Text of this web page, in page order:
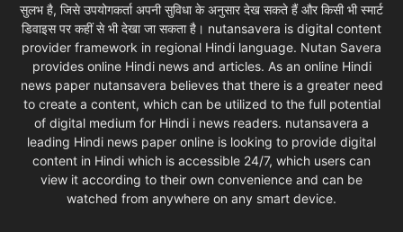
सुलभ है, जिसे उपयोगकर्ता अपनी सुविधा के अनुसार देख सकते हैं और किसी भी स्मार्ट
डिवाइस पर कहीं से भी देखा जा सकता है। nutansavera is digital content
provider framework in regional Hindi language. Nutan Savera
provides online Hindi news and articles. As an online Hindi
news paper nutansavera believes that there is a greater need
to create a content, which can be utilized to the full potential
of digital medium for Hindi i news readers. nutansavera a
leading Hindi news paper online is looking to provide digital
content in Hindi which is accessible 24/7, which users can
view it according to their own convenience and can be
watched from anywhere on any smart device.